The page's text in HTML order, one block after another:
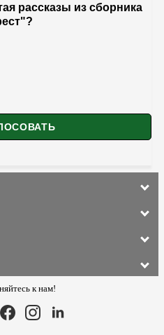
рассказы из сборника
к нам!